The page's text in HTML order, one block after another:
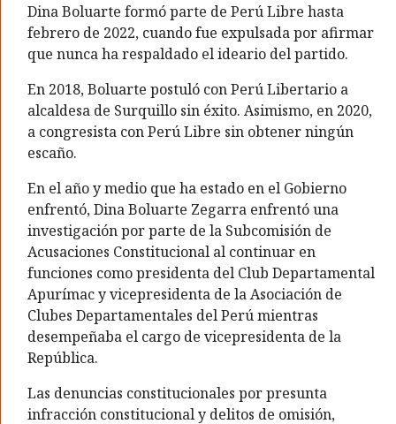
Dina Boluarte formó parte de Perú Libre hasta
febrero de 2022, cuando fue expulsada por afirmar
que nunca ha respaldado el ideario del partido.
En 2018, Boluarte postuló con Perú Libertario a
alcaldesa de Surquillo sin éxito. Asimismo, en 2020,
a congresista con Perú Libre sin obtener ningún
escaño.
En el año y medio que ha estado en el Gobierno
enfrentó, Dina Boluarte Zegarra enfrentó una
investigación por parte de la Subcomisión de
Acusaciones Constitucional al continuar en
funciones como presidenta del Club Departamental
Apurímac y vicepresidenta de la Asociación de
Clubes Departamentales del Perú mientras
desempeñaba el cargo de vicepresidenta de la
República.
Las denuncias constitucionales por presunta
infracción constitucional y delitos de omisión,